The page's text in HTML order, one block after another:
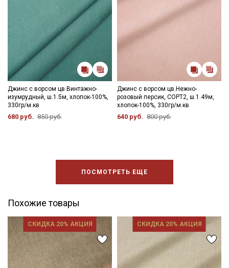
Джинс с ворсом цв.Винтажно-
изумрудный, ш.1.5м, хлопок-100%,
330гр/м.кв
680 руб. 850 руб.
Джинс с ворсом цв.Нежно-
розовый персик, СОРТ2, ш.1.49м,
хлопок-100%, 330гр/м.кв
640 руб. 800 руб.
ПОСМОТРЕТЬ ЕЩЕ
Похожие товары
СКИДКА 20% АКЦИЯ СКИДКА 20% АКЦИЯ
промокоды и скидки до 30% на узкие
категории тканей
Электронная почта
Подписаться
Ознакомлен(а) с
Политикой обработки персональных
информационных рассылок